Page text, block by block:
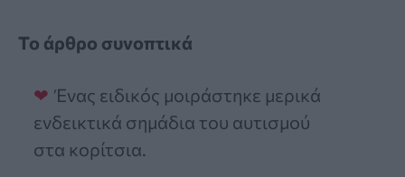
Το άρθρο συνοπτικά
Ένας ειδικός μοιράστηκε μερικά
ενδεικτικά σημάδια του αυτισμού
στα κορίτσια.